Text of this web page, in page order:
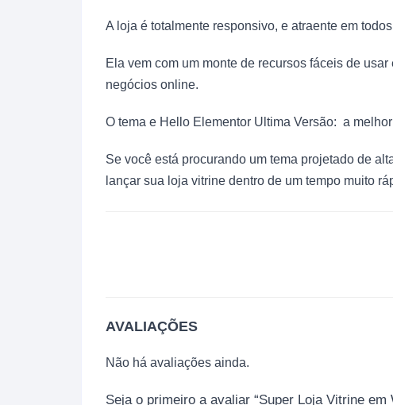
A loja é totalmente responsivo, e atraente em
Ela vem com um monte de recursos fáceis de
negócios online.
O tema e Hello Elementor Ultima Versão: a
Se você está procurando um tema projetado de
lançar sua loja vitrine dentro de um tempo muito
AVALIAÇÕES
Não há avaliações ainda.
Seja o primeiro a avaliar “Super Loja Vitrine